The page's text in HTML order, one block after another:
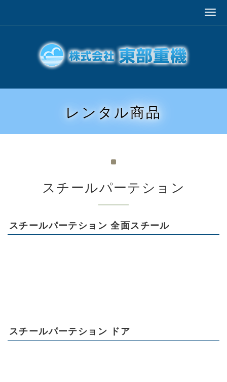
レンタル商品
スチールパーテション
スチールパーテション 全面スチール
スチールパーテション ドア